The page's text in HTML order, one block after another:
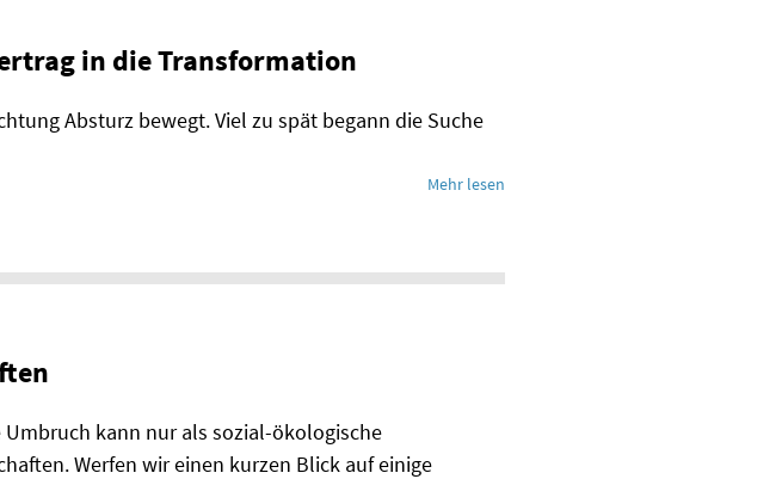
in die Transformation
Absturz be­wegt. Viel zu spät begann die Suche
Mehr lesen
kann nur als sozial-ökologische
Werfen wir einen kurzen Blick auf einige